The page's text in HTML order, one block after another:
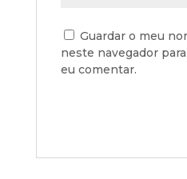
Guardar o meu
neste navegador
eu comentar.